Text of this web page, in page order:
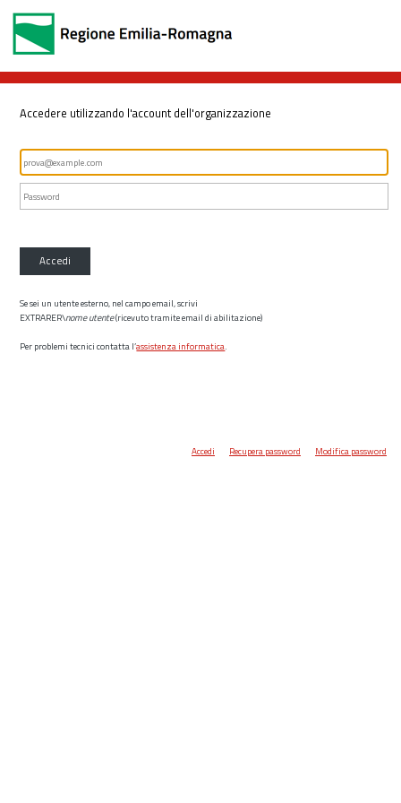
Accedere utilizzando l'account dell'organizzazione
Accedi
Se sei un utente esterno, nel campo email, scrivi
EXTRARER\nome utente(ricevuto tramite email di abilitazione)
Per problemi tecnici contatta l’assistenza informatica.
Accedi Recupera password Modifica password